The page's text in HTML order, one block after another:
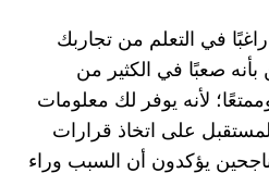
في التعلم من تجاربك
صعبًا في الكثير من
لأنه يوفر لك معلومات
على اتخاذ قرارات
يؤكدون أن السبب وراء